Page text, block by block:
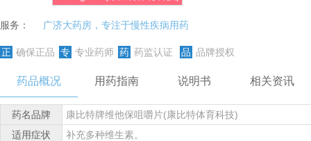
服务： 广济大药房，专注于慢性疾病用药
正 确保正品 专 专业药师 药 药监认证 品 品牌授权
药品概况 用药指南 说明书 相关资讯
药名品牌
康比特牌维他保咀嚼片(康比特体育科技)
适用症状
补充多种维生素。